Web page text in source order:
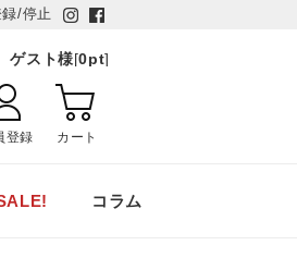
/停止
ゲスト様[0pt]
登録 カート
コラム